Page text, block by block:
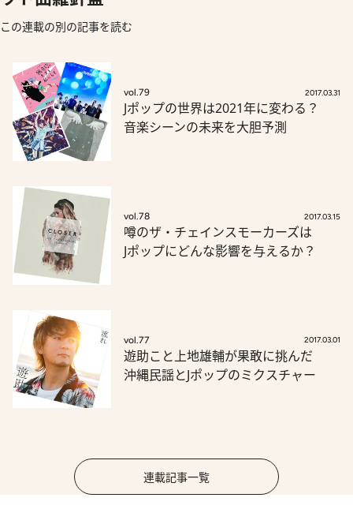
この連載の別の記事を読む
vol.79 2017.03.31
Jポップの世界は2021年に変わる？
音楽シーンの未来を大胆予測
vol.78 2017.03.15
噂のザ・チェインスモーカーズは
Jポップにどんな影響を与えるか？
vol.77 2017.03.01
遊助こと上地雄輔が果敢に挑んだ
沖縄民謡とJポップのミクスチャー
連載記事一覧